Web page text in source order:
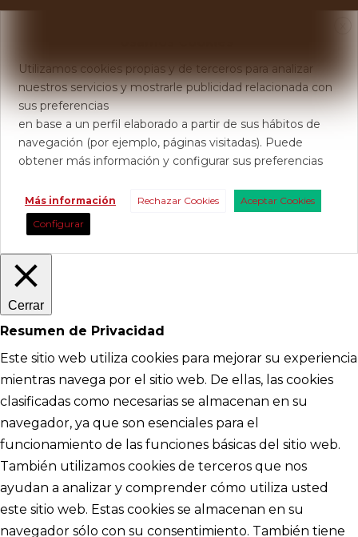
Utilizamos cookies propias y de terceros para analizar
nuestros servicios y mostrarle publicidad relacionada con
sus preferencias
en base a un perfil elaborado a partir de sus hábitos de
navegación (por ejemplo, páginas visitadas). Puede
obtener más información y configurar sus preferencias
Más información Rechazar Cookies
Aceptar Cookies
Configurar
Cerrar
Resumen de Privacidad
Este sitio web utiliza cookies para mejorar su experiencia
mientras navega por el sitio web. De ellas, las cookies
clasificadas como necesarias se almacenan en su
navegador, ya que son esenciales para el
funcionamiento de las funciones básicas del sitio web.
También utilizamos cookies de terceros que nos
ayudan a analizar y comprender cómo utiliza usted
este sitio web. Estas cookies se almacenan en su
navegador sólo con su consentimiento. También tiene